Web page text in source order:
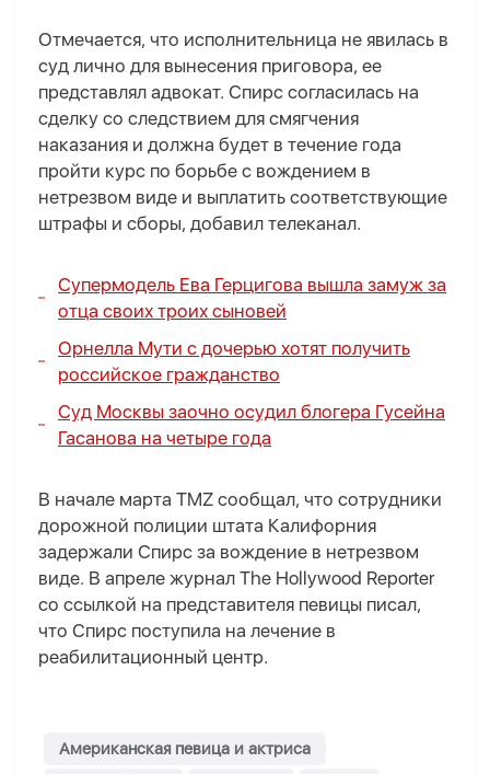
Отмечается, что исполнительница не явилась в
суд лично для вынесения приговора, ее
представлял адвокат. Спирс согласилась на
сделку со следствием для смягчения
наказания и должна будет в течение года
пройти курс по борьбе с вождением в
нетрезвом виде и выплатить соответствующие
штрафы и сборы, добавил телеканал.
Супермодель Ева Герцигова вышла замуж за
отца своих троих сыновей
Орнелла Мути с дочерью хотят получить
российское гражданство
Суд Москвы заочно осудил блогера Гусейна
Гасанова на четыре года
В начале марта TMZ сообщал, что сотрудники
дорожной полиции штата Калифорния
задержали Спирс за вождение в нетрезвом
виде. В апреле журнал The Hollywood Reporter
со ссылкой на представителя певицы писал,
что Спирс поступила на лечение в
реабилитационный центр.
Американская певица и актриса